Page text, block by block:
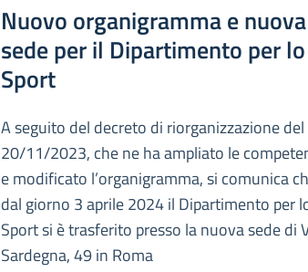
Nuovo organigramma e nuova
sede per il Dipartimento per lo
Sport
A seguito del decreto di riorganizzazione del
20/11/2023, che ne ha ampliato le
e modificato l’organigramma, si comunica
dal giorno 3 aprile 2024 il Dipartimento per
Sport si è trasferito presso la nuova sede di
Sardegna, 49 in Roma